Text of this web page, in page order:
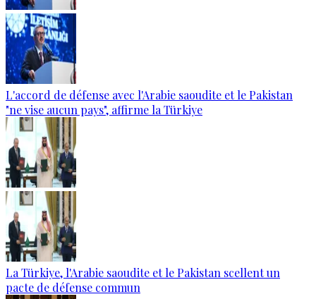
L'accord de défense avec l'Arabie saoudite et le Pakistan
"ne vise aucun pays", affirme la Türkiye
La Türkiye, l'Arabie saoudite et le Pakistan scellent un
pacte de défense commun